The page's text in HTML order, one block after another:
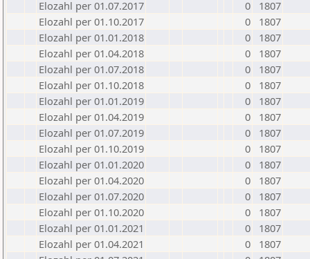
Elozahl per 01.07.2017
0
1807
Elozahl per 01.10.2017
0
1807
Elozahl per 01.01.2018
0
1807
Elozahl per 01.04.2018
0
1807
Elozahl per 01.07.2018
0
1807
Elozahl per 01.10.2018
0
1807
Elozahl per 01.01.2019
0
1807
Elozahl per 01.04.2019
0
1807
Elozahl per 01.07.2019
0
1807
Elozahl per 01.10.2019
0
1807
Elozahl per 01.01.2020
0
1807
Elozahl per 01.04.2020
0
1807
Elozahl per 01.07.2020
0
1807
Elozahl per 01.10.2020
0
1807
Elozahl per 01.01.2021
0
1807
Elozahl per 01.04.2021
0
1807